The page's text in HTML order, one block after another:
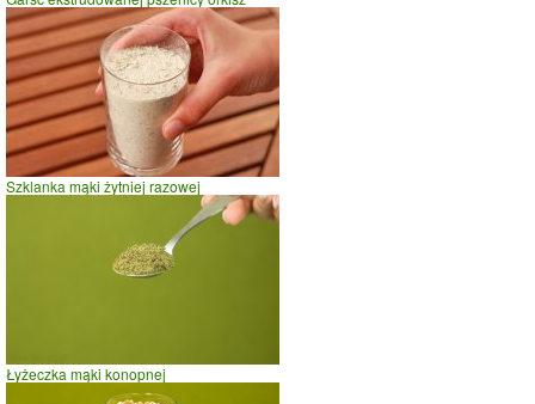
Szklanka mąki żytniej razowej
Łyżeczka mąki konopnej